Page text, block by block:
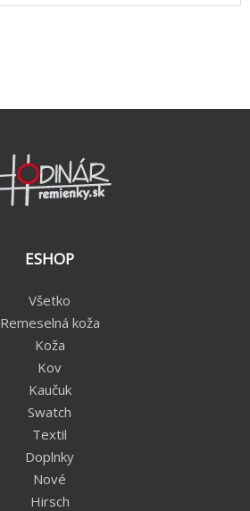
ESHOP
Všetko
Remeselná koža
Koža
Kov
Kaučuk
Swatch
Textil
Doplnky
Nové
Hirsch